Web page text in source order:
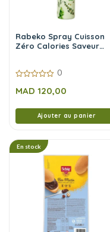
Rabeko Spray Cuisson
Zéro Calories Saveur
sur
0
MAD 120,00
Ajouter au panier
En stock